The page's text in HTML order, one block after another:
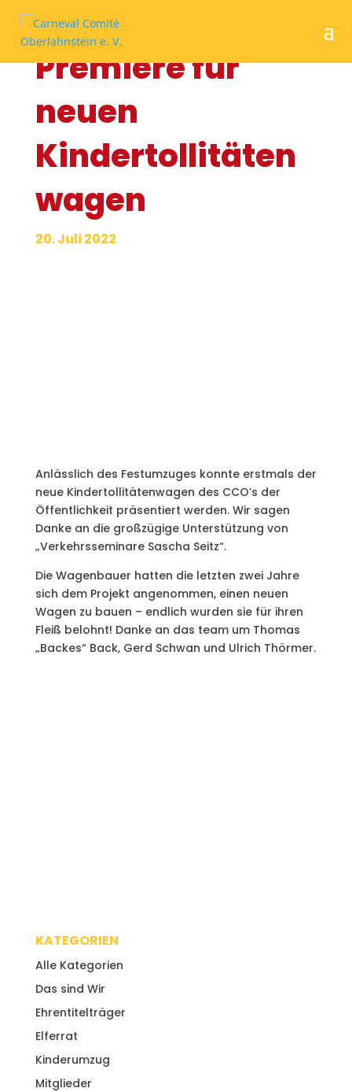
Premiere für
neuen
Kindertollitäten
wagen
20. Juli 2022
Anlässlich des Festumzuges konnte erstmals der
neue Kindertollitätenwagen des CCO’s der
Öffentlichkeit präsentiert werden. Wir sagen
Danke an die großzügige Unterstützung von
„Verkehrsseminare Sascha Seitz“.
Die Wagenbauer hatten die letzten zwei Jahre
sich dem Projekt angenommen, einen neuen
Wagen zu bauen – endlich wurden sie für ihren
Fleiß belohnt! Danke an das team um Thomas
„Backes“ Back, Gerd Schwan und Ulrich Thörmer.
KATEGORIEN
Alle Kategorien
Das sind Wir
Ehrentitelträger
Elferrat
Kinderumzug
Mitglieder